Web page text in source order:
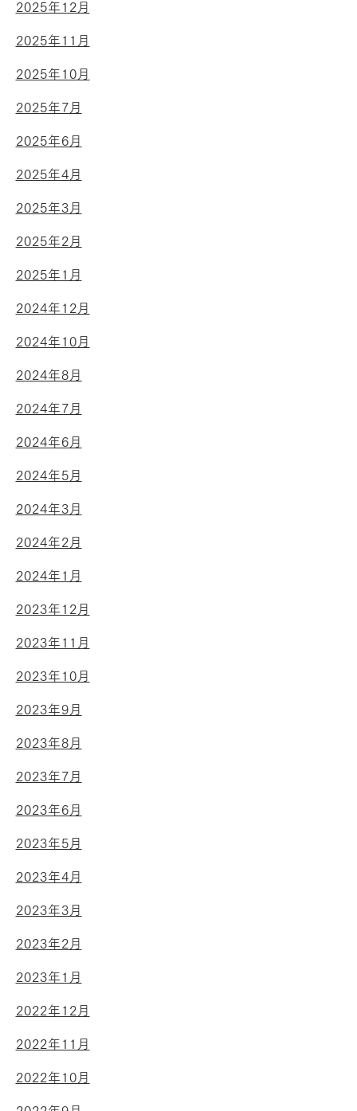
2025年12月
2025年11月
2025年10月
2025年7月
2025年6月
2025年4月
2025年3月
2025年2月
2025年1月
2024年12月
2024年10月
2024年8月
2024年7月
2024年6月
2024年5月
2024年3月
2024年2月
2024年1月
2023年12月
2023年11月
2023年10月
2023年9月
2023年8月
2023年7月
2023年6月
2023年5月
2023年4月
2023年3月
2023年2月
2023年1月
2022年12月
2022年11月
2022年10月